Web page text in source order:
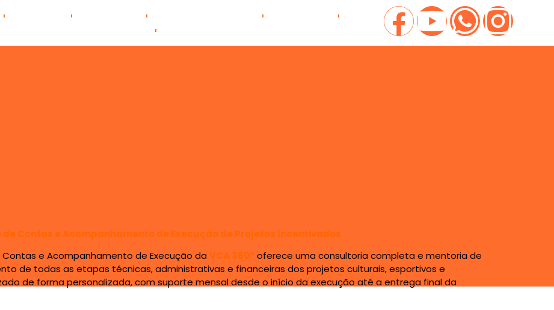
Contas e Acompanhamento de Execução de Projetos Incentivados
e Acompanhamento de Execução daVCA 360° oferece uma consultoria completa e mentoria de
de todas as etapas técnicas, administrativas e financeiras dos projetos culturais, esportivos e
de forma personalizada, com suporte mensal desde o início da execução até a entrega final da